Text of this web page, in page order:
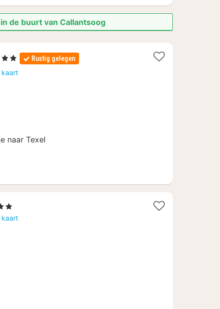
de buurt van Callantsoog
Rustig gelegen
kaart
naar Texel
kaart